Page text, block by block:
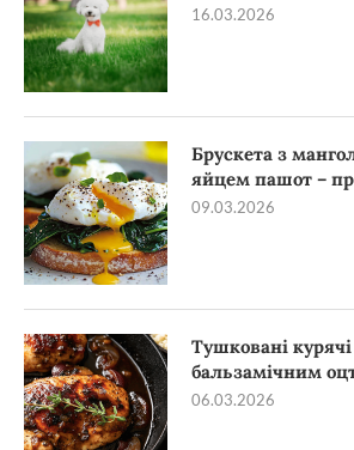
16.03.2026
Брускета з
яйцем пашот –
09.03.2026
Тушковані
бальзамічним
06.03.2026